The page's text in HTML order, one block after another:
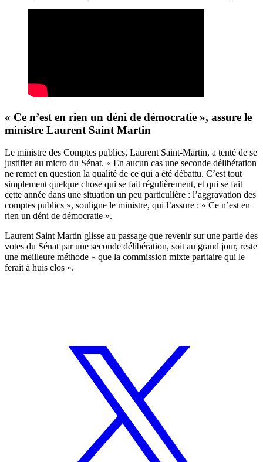
« Ce n’est en rien un déni de démocratie », assure le
ministre Laurent Saint Martin
Le ministre des Comptes publics, Laurent Saint-Martin, a tenté de se
justifier au micro du Sénat. « En aucun cas une seconde délibération
ne remet en question la qualité de ce qui a été débattu. C’est tout
simplement quelque chose qui se fait régulièrement, et qui se fait
cette année dans une situation un peu particulière : l’aggravation des
comptes publics », souligne le ministre, qui l’assure : « Ce n’est en
rien un déni de démocratie ».
Laurent Saint Martin glisse au passage que revenir sur une partie des
votes du Sénat par une seconde délibération, soit au grand jour, reste
une meilleure méthode « que la commission mixte paritaire qui le
ferait à huis clos ».